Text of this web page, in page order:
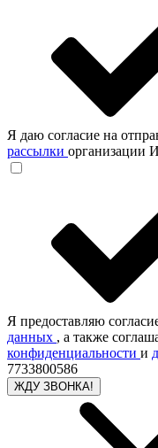
Я даю согласие на
рассылки организации
Я предоставляю
данных , а также
конфиденциальности и
7733800586
ЖДУ ЗВОНКА!